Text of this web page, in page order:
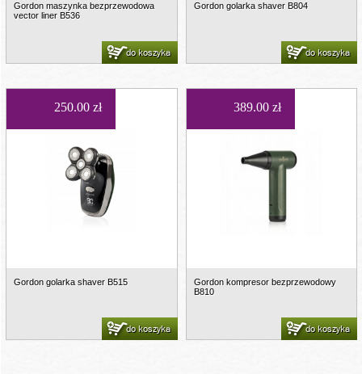
Gordon maszynka bezprzewodowa
vector liner B536
do koszyka
Gordon golarka shaver B804
do koszyka
250.00 zł
Gordon golarka shaver B515
do koszyka
389.00 zł
Gordon kompresor bezprzewodowy
B810
do koszyka